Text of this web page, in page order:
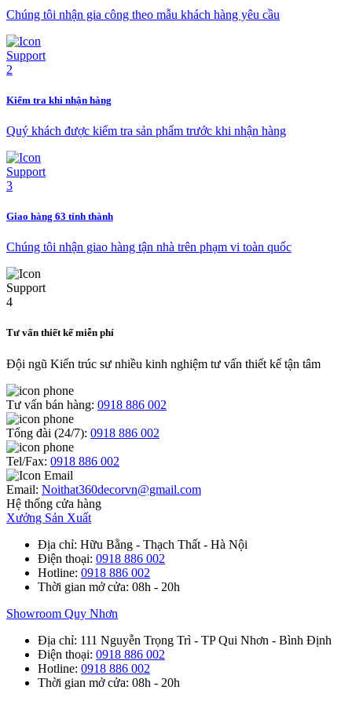
Chúng tôi nhận gia công theo mẫu khách hàng yêu cầu
Kiểm tra khi nhận hàng
Quý khách được kiểm tra sản phẩm trước khi nhận hàng
Giao hàng 63 tỉnh thành
Chúng tôi nhận giao hàng tận nhà trên phạm vi toàn quốc
Tư vấn thiết kế miễn phí
Đội ngũ Kiến trúc sư nhiều kinh nghiệm tư vấn thiết kế tận tâm
Tư vấn bán hàng: 0918 886 002
Tổng đài (24/7): 0918 886 002
Tel/Fax: 0918 886 002
Email: Noithat360decorvn@gmail.com
Hệ thống cửa hàng
Xưởng Sản Xuất
Địa chỉ: Hữu Bằng - Thạch Thất - Hà Nội
Điện thoại: 0918 886 002
Hotline: 0918 886 002
Thời gian mở cửa: 08h - 20h
Showroom Quy Nhơn
Địa chỉ: 111 Nguyễn Trọng Trì - TP Qui Nhơn - Bình Định
Điện thoại: 0918 886 002
Hotline: 0918 886 002
Thời gian mở cửa: 08h - 20h